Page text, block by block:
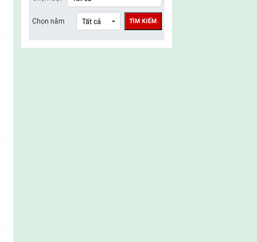
UBMTTQ Việt Nam tỉnh Lào Cai
UBMTTQ Việt Nam tỉnh Thái Nguyên
Chọn năm TÌM KIẾM